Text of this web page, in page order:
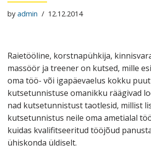
by admin 12.12.2014
Raietööline, korstnapühkija,
massöör ja treener on kutsed, mille
oma töö- või igapäevaelus kokku
kutsetunnistuse omanikku räägivad
nad kutsetunnistust taotlesid, millist
kutsetunnistus neile oma ametialal
kuidas kvalifitseeritud tööjõud
ühiskonda üldiselt.